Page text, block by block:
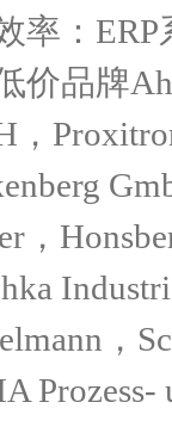
率：
价品牌
，
，
，